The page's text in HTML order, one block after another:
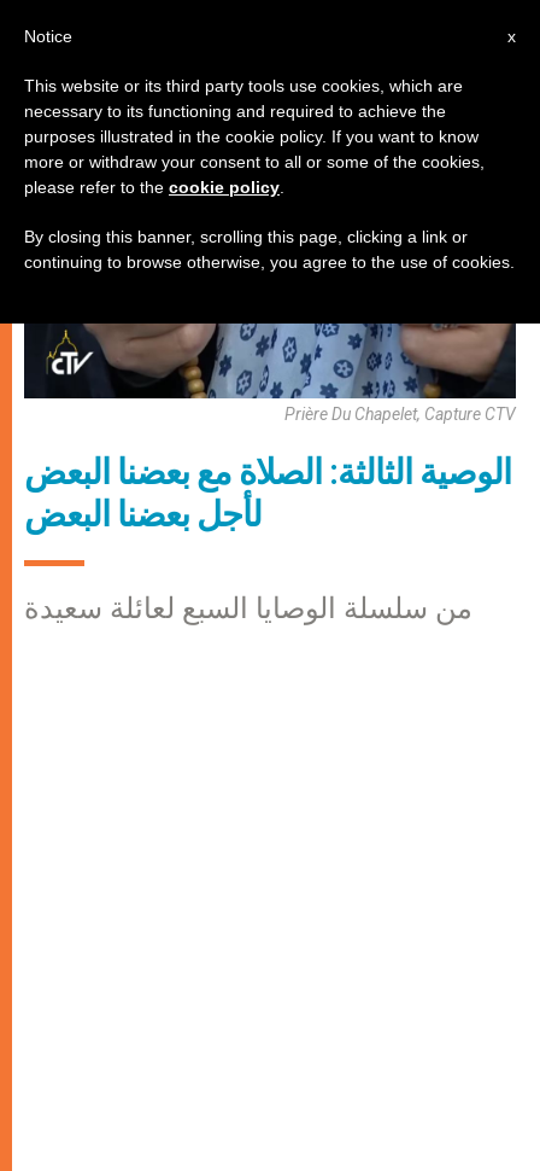
زواج وعائلة
Prière Du Chapelet, Capture CTV
الوصية الثالثة: الصلاة مع بعضنا البعض
لأجل بعضنا البعض
من سلسلة الوصايا السبع لعائلة سعيدة
x
Notice
This website or its third party tools use cookies, which are
necessary to its functioning and required to achieve the
purposes illustrated in the cookie policy. If you want to know
more or withdraw your consent to all or some of the cookies,
please refer to the cookie policy
By closing this banner, scrolling this page, clicking a link or
continuing to browse otherwise, you agree to the use of cookies.